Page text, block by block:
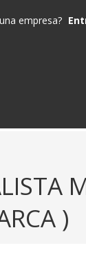
empresa?
)